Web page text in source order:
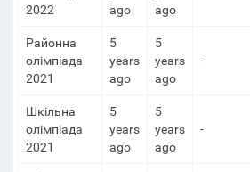
2022
ago
ago
Районна
олімпіада
2021
5
years
ago
5
years
ago
-
Шкільна
олімпіада
2021
5
years
ago
5
years
ago
-